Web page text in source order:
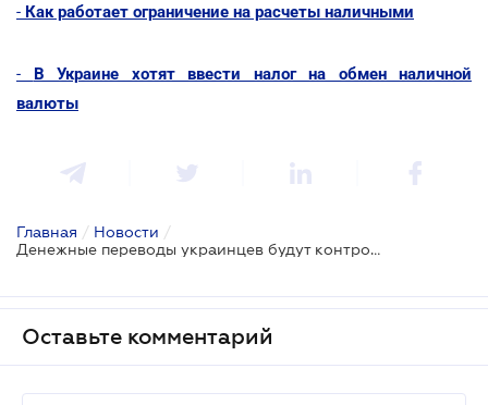
- Как работает ограничение на расчеты наличными
- В Украине хотят ввести налог на обмен наличной
валюты
Главная / Новости /
Денежные переводы украинцев будут контролировать по новым правилам
Оставьте комментарий